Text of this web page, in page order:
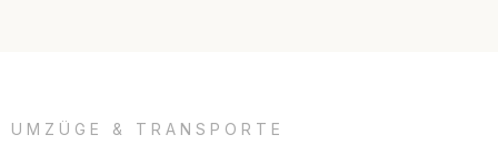
UMZÜGE & TRANSPORTE